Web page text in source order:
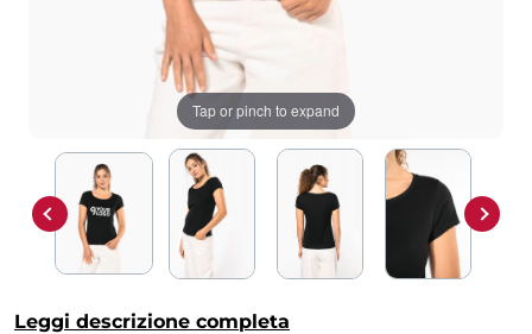
Tap or pinch to expand
Leggi descrizione completa